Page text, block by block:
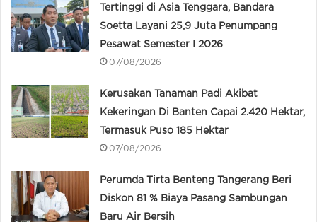
Tertinggi di Asia Tenggara, Bandara
Soetta Layani 25,9 Juta Penumpang
Pesawat Semester I 2026
07/08/2026
Kerusakan Tanaman Padi Akibat
Kekeringan Di Banten Capai 2.420 Hektar,
Termasuk Puso 185 Hektar
07/08/2026
Perumda Tirta Benteng Tangerang Beri
Diskon 81 % Biaya Pasang Sambungan
Baru Air Bersih